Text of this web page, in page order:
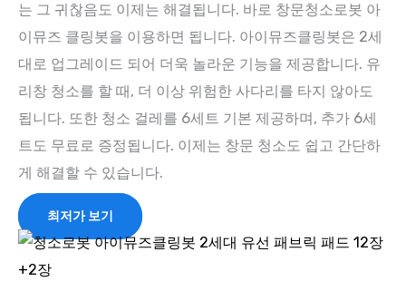
는 그 귀찮음도 이제는 해결됩니다. 바로 창문청소로봇 아
이뮤즈 클링봇을 이용하면 됩니다. 아이뮤즈클링봇은 2세
대로 업그레이드 되어 더욱 놀라운 기능을 제공합니다. 유
리창 청소를 할 때, 더 이상 위험한 사다리를 타지 않아도
됩니다. 또한 청소 걸레를 6세트 기본 제공하며, 추가 6세
트도 무료로 증정됩니다. 이제는 창문 청소도 쉽고 간단하
게 해결할 수 있습니다.
최저가 보기